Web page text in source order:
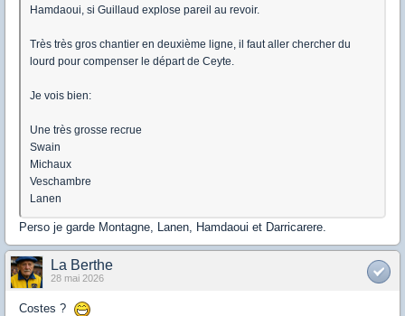
Hamdaoui, si Guillaud explose pareil au revoir.
Très très gros chantier en deuxième ligne, il faut aller chercher du
lourd pour compenser le départ de Ceyte.
Je vois bien:
Une très grosse recrue
Swain
Michaux
Veschambre
Lanen
Perso je garde Montagne, Lanen, Hamdaoui et Darricarere.
La Berthe
28 mai 2026
Costes ?